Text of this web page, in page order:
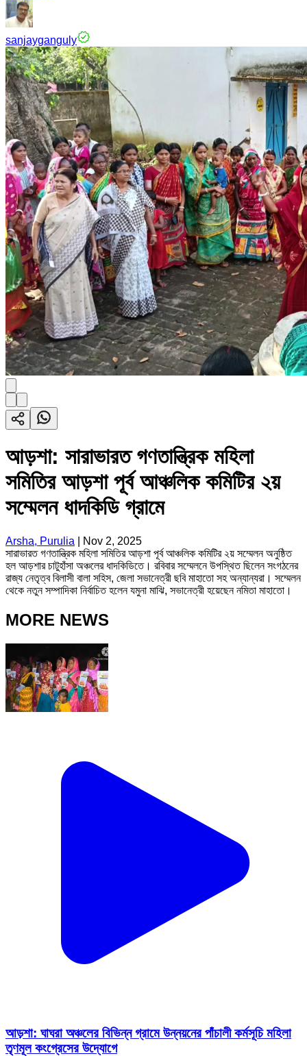
sanjayganguly
আড়শা: সারাভারত গণতান্ত্রিক মহিলা
সমিতির আড়শা পূর্ব আঞ্চলিক কমিটির ২য়
সম্মেলন ধাদকিডি গ্রামে
Arsha, Purulia
Nov 2, 2025
সারাভারত গণতান্ত্রিক মহিলা সমিতির আড়শা পূর্ব আঞ্চলিক কমিটির ২য় সম্মেলন অনুষ্ঠিত
হল আড়শার চাটুহাঁসা অঞ্চলের ধাদকিডিতে। রবিবার সম্মেলনে উপস্থিত ছিলেন সংগঠনের
রাজ্য নেতৃত্ব বিলাসী বালা সহিস, জেলা সভানেত্রী ছবি মাহাতো সহ অন্যান্যরা। সম্মেলন
থেকে নতুন সম্পাদিকা নির্বাচিত হলেন যমুনা মাঝি, সভানেত্রী হয়েছেন নমিতা মাহাতো।
MORE NEWS
আড়শা: ঘাঘরা অঞ্চলের বিভিন্ন গ্রামে উন্নয়নের পাঁচালী কর্মসূচি মহিলা
তৃণমূল কংগ্রেসের উদ্যোগে